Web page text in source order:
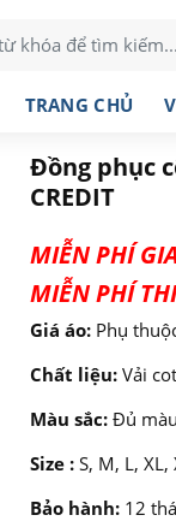
TRANG CHỦ
Đồng phục
CREDIT
MIỄN PHÍ
MIỄN PHÍ
Giá áo:Phụ
Chất liệu:Vải
Màu sắc:Đủ
Size :S, M, L, XL,
Bảo hành:12